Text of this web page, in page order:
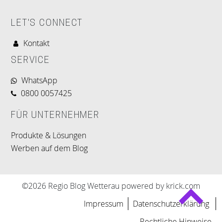
LET'S CONNECT
Kontakt
SERVICE
WhatsApp
0800 0057425
FÜR UNTERNEHMER
Produkte & Lösungen
Werben auf dem Blog
©2026 Regio Blog Wetterau powered by krick.com
Impressum
Datenschutzerklärung